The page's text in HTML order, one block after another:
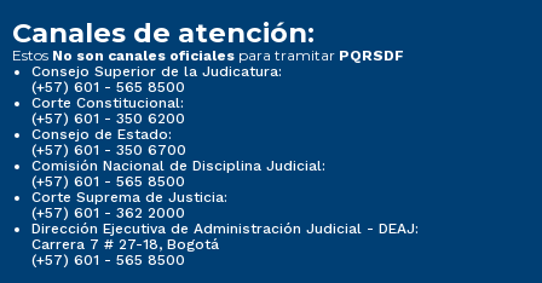
Canales de atención:
Estos No son canales oficiales para tramitar PQRSDF
Consejo Superior de la Judicatura:
(+57) 601 - 565 8500
Corte Constitucional:
(+57) 601 - 350 6200
Consejo de Estado:
(+57) 601 - 350 6700
Comisión Nacional de Disciplina Judicial:
(+57) 601 - 565 8500
Corte Suprema de Justicia:
(+57) 601 - 362 2000
Dirección Ejecutiva de Administración Judicial - DEAJ:
Carrera 7 # 27-18, Bogotá
(+57) 601 - 565 8500